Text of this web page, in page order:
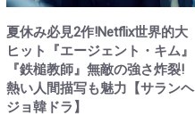
夏休み必見2作!Netflix世界的大
ヒット『エージェント・キム』
『鉄槌教師』無敵の強さ炸裂!
熱い人間描写も魅力【サランヘ
ジョ韓ドラ】